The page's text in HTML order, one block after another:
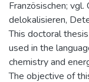
Französischen;
delokalisieren,
This doctoral
used in the
chemistry and
The objective of